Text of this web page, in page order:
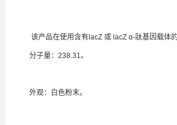
该产品在使用含有lacZ 或 lacZ α-肽基因载体
分子量：238.31。
外观：白色粉末。